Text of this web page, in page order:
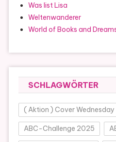
Was list Lisa
Weltenwanderer
World of Books and
SCHLAGWÖRTER
( Aktion ) Cover Wednesday
ABC-Challenge 2025